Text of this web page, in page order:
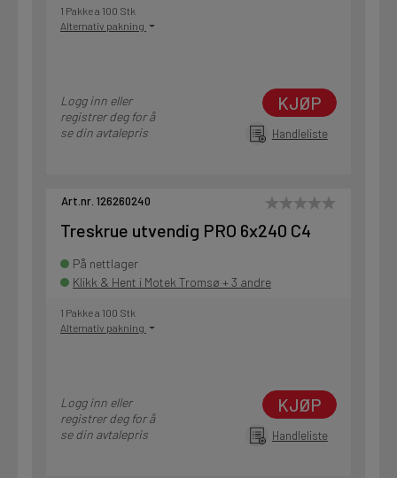
1 Pakke a 100 Stk
Alternativ pakning
Logg inn eller
registrer deg for å
se din avtalepris
KJØP
Handleliste
Art.nr. 126260240
Treskrue utvendig PRO 6x240 C4
På nettlager
Klikk & Hent i Motek Tromsø + 3 andre
1 Pakke a 100 Stk
Alternativ pakning
Logg inn eller
registrer deg for å
se din avtalepris
KJØP
Handleliste